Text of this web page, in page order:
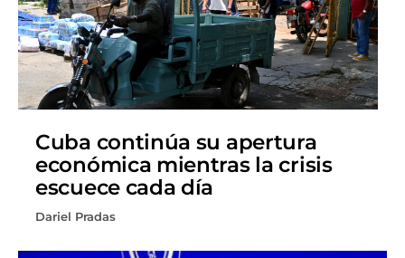
Cuba continúa su apertura
económica mientras la crisis
escuece cada día
Dariel Pradas